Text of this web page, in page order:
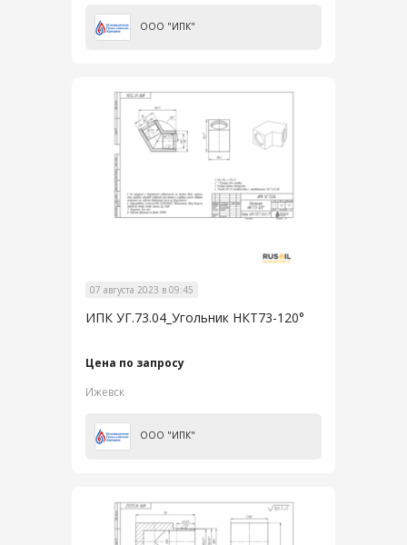
ООО "ИПК"
07 августа 2023 в 09:45
ИПК УГ.73.04_Угольник НКТ73-120°
Цена по запросу
Ижевск
ООО "ИПК"